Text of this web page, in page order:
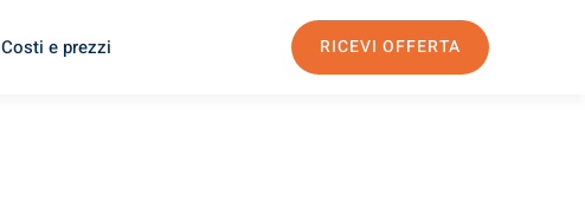
Costi e prezzi RICEVI OFFERTA